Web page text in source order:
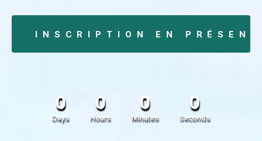
INSCRIPTION EN
0
Days
0
Hours
0
Minutes
0
Seconds